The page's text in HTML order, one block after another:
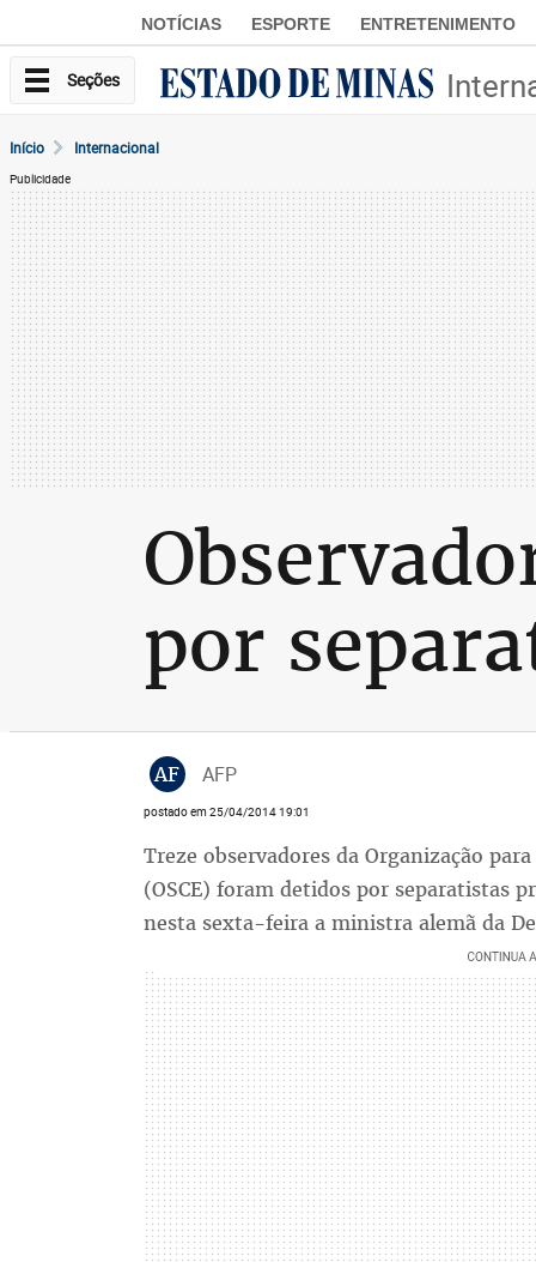
NOTÍCIAS ESPORTE ENTRETENIMENTO
Seções
Início Internacional
Publicidade
por
AF AFP
postado em 25/04/2014 19:01
Treze observadores da Organização
(OSCE) foram detidos por separatistas
nesta sexta-feira a ministra alemã da